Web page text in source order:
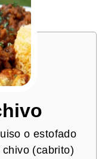
o estofado
(cabrito)